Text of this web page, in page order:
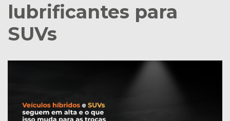
lubrificantes para
SUVs